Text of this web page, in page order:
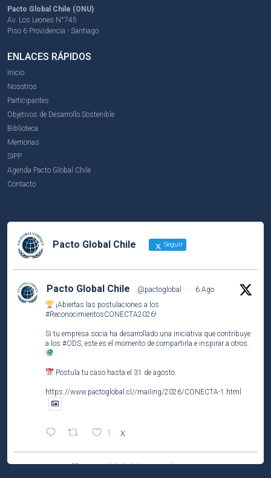
Pacto Global Chile (ONU)
Av. Los Leones N°745
Piso 6 Providencia - Santiago
ENLACES RÁPIDOS
Inicio
Nosotros
Participantes
Objetivos de Desarrollo Sostenible
Biblioteca
Memorias
SIPP
Agenda Pacto Global Chile
Contacto
Pacto Global Chile Seguir
Pacto Global Chile @pactoglobal ·
6 Ago
¡Abiertas las postulaciones a los
#ReconocimientosCONECTA2026!
Si tu empresa socia ha desarrollado una iniciativa que contribuye
a los #ODS, este es el momento de compartirla e inspirar a otros.
Postula tu caso hasta el 31 de agosto.
https://www.pactoglobal.cl//mailing/2026/CONECTA-1.html
1 X
Pacto Global Chile Retuiteado